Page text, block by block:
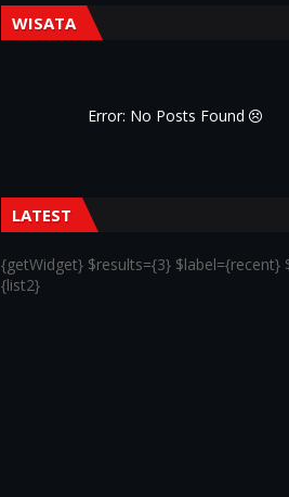
WISATA
Error: No Posts Found
LATEST
{getWidget} $results={3} $label={recent}
{list2}